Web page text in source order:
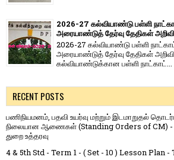
2026-27 கல்வியாண்டு பள்ளி
அரையாண்டுத் தேர்வு தேதிகள்
2026-27 கல்வியாண்டு பள்ளி
அரையாண்டுத் தேர்வு தேதிகள்
கல்வியாண்டுக்கான பள்ளி நாட்காட்...
RECENT POSTS
பணிநியமனம், பதவி உயர்வு மற்றும் இடமாறுதல்
நிலையான ஆணைகள் (Standing Orders of CM)
துறை உத்தரவு
4 & 5th Std - Term 1 - ( Set - 10 ) Lesson Plan